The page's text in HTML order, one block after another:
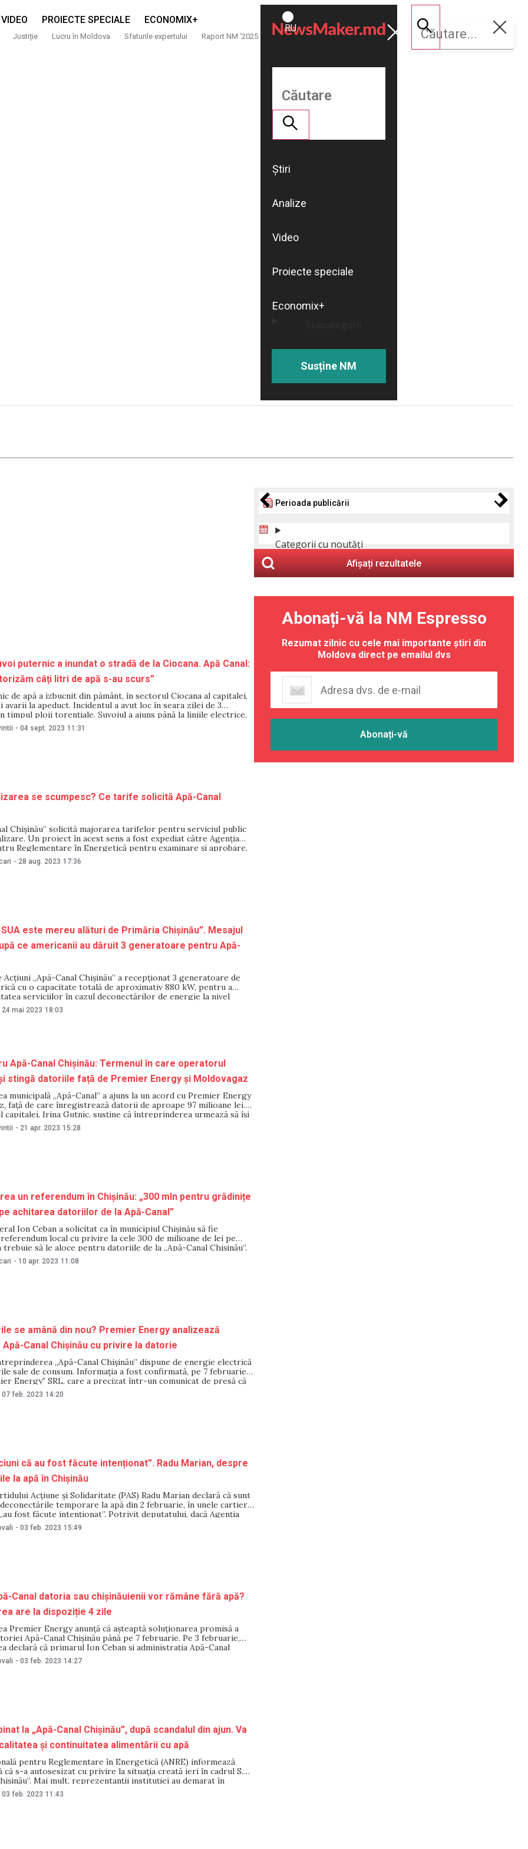
VIDEO PROIECTE SPECIALE ECONOMIX+
Justiție Lucru în Moldova Sfaturile expertului Raport NM ‘2025
ROMÂNĂ
RU
Susține
NM
Știri
Analize
Video
Proiecte speciale
Economix+
Susține NM
puternic a inundat o stradă de la Ciocana. Apă Canal:
câți litri de apă s-au scurs”
de apă a izbucnit din pământ, în sectorul Ciocana al capitalei,
avarii la apeduct. Incidentul a avut loc în seara zilei de 3
timpul ploii torențiale. Șuvoiul a ajuns până la liniile electrice,
video surprinse de un angajat al
- 04 sept. 2023 11:31
se scumpesc? Ce tarife solicită Apă-Canal
Chișinău” solicită majorarea tarifelor pentru serviciul public
Un proiect în acest sens a fost expediat către Agenția
Reglementare în Energetică pentru examinare și aprobare.
prezentate, tariful mediu ar urma să fie majorat de la 17,18
lei. Potrivit
- 28 aug. 2023 17:36
SUA este mereu alături de Primăria Chișinău”. Mesajul
ce americanii au dăruit 3 generatoare pentru Apă-
Acțiuni „Apă-Canal Chișinău” a recepționat 3 generatoare de
cu o capacitate totală de aproximativ 880 kW, pentru a
serviciilor în cazul deconectărilor de energie la nivel
situațiilor de urgență. Donația în valoare de 157 mii dolari SUA a
de
24 mai 2023 18:03
Apă-Canal Chișinău: Termenul în care operatorul
stingă datoriile față de Premier Energy și Moldovagaz
municipală „Apă-Canal” a ajuns la un acord cu Premier Energy
față de care înregistrează datorii de aproape 97 milioane lei.
capitalei, Irina Gutnic, susține că întreprinderea urmează să își
față de furnizorii de energie electrică și gaze naturale până la
curent. „Operatorul
- 21 apr. 2023 15:28
un referendum în Chișinău: „300 mln pentru grădinițe
achitarea datoriilor de la Apă-Canal”
Ion Ceban a solicitat ca în municipiul Chișinău să fie
local cu privire la cele 300 de milioane de lei pe
să le aloce pentru datoriile de la „Apă-Canal Chișinău”.
că oamenii trebuie să decidă cum vor fi cheltuiți acești
- 10 apr. 2023 11:08
se amână din nou? Premier Energy analizează
Canal Chișinău cu privire la datorie
„Apă-Canal Chișinău” dispune de energie electrică
sale de consum. Informația a fost confirmată, pe 7 februarie,
Energyˮ SRL, care a precizat într-un comunicat de presă că
propunerea „Apă-Canal Chișinău” privind soluționarea
la plata energiei electrice consumate. ÎCS
07 feb. 2023 14:20
că au fost făcute intenționat”. Radu Marian, despre
la apă în Chișinău
Acțiune și Solidaritate (PAS) Radu Marian declară că sunt
temporare la apă din 2 februarie, în unele cartiere
fost făcute intenționat”. Potrivit deputatului, dacă Agenția
Reglementare în Energetică (ANRE), în cadrul verificărilor,
voință, consecințele vor fi pe măsură”.
- 03 feb. 2023 15:49
Canal datoria sau chișinăuienii vor rămâne fără apă?
are la dispoziție 4 zile
Premier Energy anunță că așteaptă soluționarea promisă a
Apă-Canal Chișinău până pe 7 februarie. Pe 3 februarie,
declară că primarul Ion Ceban și administrația Apă-Canal
asigurări că vor identifica soluții „pentru stingerea datoriei
Astfel, întreprinderea spune că cele două locuri de
- 03 feb. 2023 14:27
la „Apă-Canal Chișinău”, după scandalul din ajun. Va
și continuitatea alimentării cu apă
pentru Reglementare în Energetică (ANRE) informează
că s-a autosesizat cu privire la situația creată ieri în cadrul S.A.
Mai mult, reprezentanții instituției au demarat în
3 februarie un control inopinat, pentru a elucida aspectele
și continuitatea funcționării serviciului public de
03 feb. 2023 11:43
Perioada publicării
Categorii cu noutăți
Afișați rezultatele
Abonați-vă la NM Espresso
Rezumat zilnic cu cele mai importante știri din
Moldova direct pe emailul dvs